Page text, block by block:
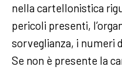
nella cartellonistica
pericoli presenti,
sorveglianza, i numeri
Se non è presente la